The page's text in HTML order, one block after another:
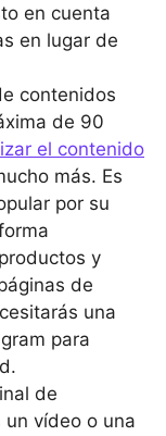
en cuenta
en lugar de
contenidos
de 90
el contenido
más. Es
por su
y
de
una
para
de
un vídeo o una